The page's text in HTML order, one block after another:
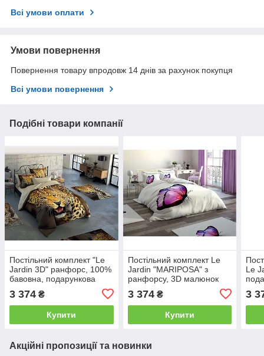
Всі умови оплати
Умови повернення
Повернення товару впродовж 14 днів за рахунок покупця
Всі умови повернення
Подібні товари компанії
Постільний комплект "Le
Jardin 3D" ранфорс, 100%
бавовна, подарункова
євро
3 374 ₴
Купити
Постільний комплект Le
Jardin "MARIPOSA" з
ранфорсу, 3D малюнок
3 374₴
Купити
Le
3
Акційні пропозиції та новинки